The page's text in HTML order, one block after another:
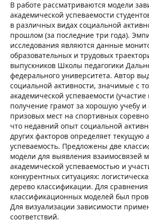
В работе рассматриваются модели
академической успеваемости
в различных видах социальной
прошлом (за последние три года).
исследования являются данные
образовательных и трудовых
выпускников Школы педагогики
федерального университета. Автор
социальной активности, значимые с
академической успеваемости
получение грамот за хорошую учебу
призовых мест на спортивных
что недавний опыт социальной
других факторов определяет текущую
успеваемость. Предложены две
модели для выявления взаимосвязей
академической успеваемостью и
конкурентных ситуациях:
дерево классификации. Для сравнения
классификационных моделей был
Для визуализации зависимости
соответствий.